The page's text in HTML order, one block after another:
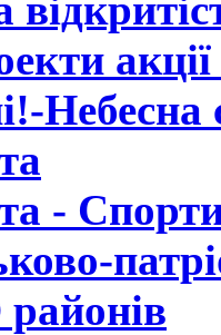
Небесна
-